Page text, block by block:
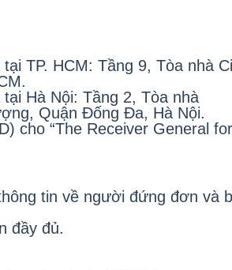
TP. HCM: Tầng 9, Tòa nhà
Hà Nội: Tầng 2, Tòa nhà
Quận Đống Đa, Hà Nội.
cho “The Receiver General for
tin về người đứng đơn và
đầy đủ.